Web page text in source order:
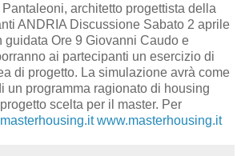
architetto progettista della
ANDRIA Discussione Sabato 2 aprile
guidata Ore 9 Giovanni Caudo e
ai partecipanti un esercizio di
di progetto. La simulazione avrà come
un programma ragionato di housing
scelta per il master. Per
www.masterhousing.it